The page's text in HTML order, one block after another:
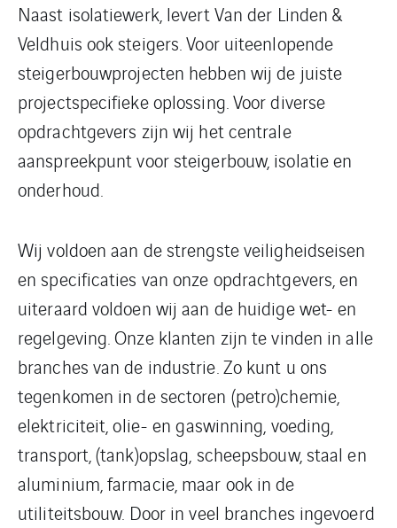
Naast isolatiewerk, levert Van der Linden &
Veldhuis ook steigers. Voor uiteenlopende
steigerbouwprojecten hebben wij de juiste
projectspecifieke oplossing. Voor diverse
opdrachtgevers zijn wij het centrale
aanspreekpunt voor steigerbouw, isolatie en
onderhoud.
Wij voldoen aan de strengste veiligheidseisen
en specificaties van onze opdrachtgevers, en
uiteraard voldoen wij aan de huidige wet- en
regelgeving. Onze klanten zijn te vinden in alle
branches van de industrie. Zo kunt u ons
tegenkomen in de sectoren (petro)chemie,
elektriciteit, olie- en gaswinning, voeding,
transport, (tank)opslag, scheepsbouw, staal en
aluminium, farmacie, maar ook in de
utiliteitsbouw. Door in veel branches ingevoerd